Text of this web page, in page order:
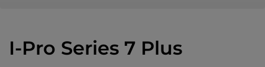
I-Pro Series 7 Plus